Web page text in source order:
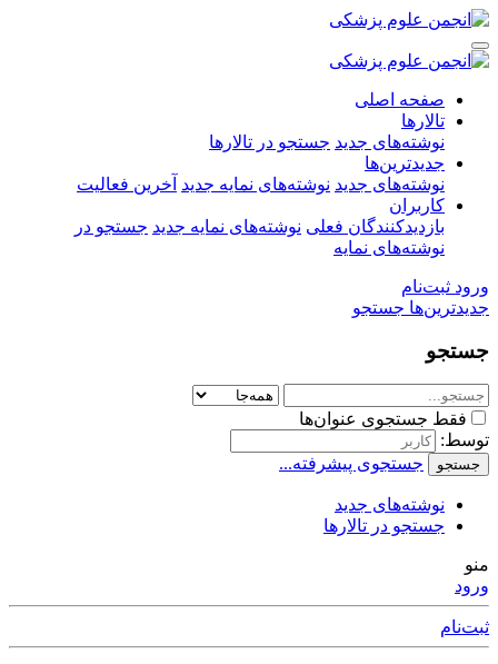
صفحه اصلی
تالارها
نوشته‌های جدید جستجو در تالارها
جدیدترین‌ها
نوشته‌های جدید نوشته‌های نمایه جدید آخرین فعالیت
کاربران
بازدیدکنندگان فعلی نوشته‌های نمایه جدید جستجو در
نوشته‌های نمایه
ورود ثبت‌نام
جدیدترین‌ها جستجو
جستجو
فقط جستجوی عنوان‌ها
توسط:
جستجو جستجوی پیشرفته...
نوشته‌های جدید
جستجو در تالارها
منو
ورود
ثبت‌نام